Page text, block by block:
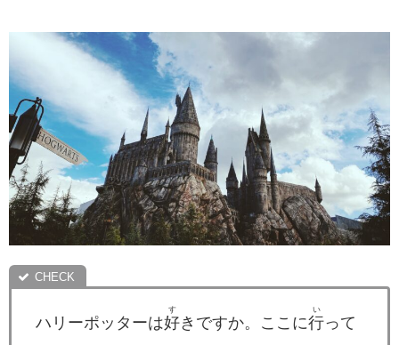
ハリーポッターは好
す
きですか。ここに行
い
って